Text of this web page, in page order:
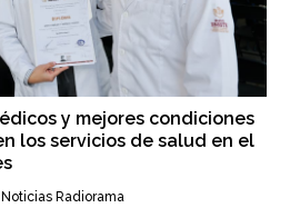
y mejores condiciones
los servicios de salud en el
Noticias Radiorama